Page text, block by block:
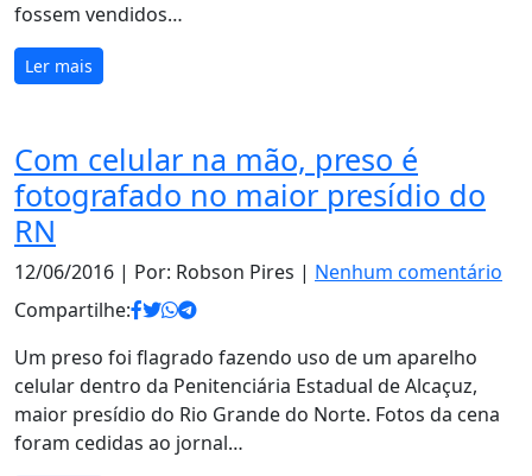
fossem vendidos…
Ler mais
Com celular na mão, preso é
fotografado no maior presídio do
RN
12/06/2016 | Por: Robson Pires | Nenhum comentário
Compartilhe:
Um preso foi flagrado fazendo uso de um aparelho
celular dentro da Penitenciária Estadual de Alcaçuz,
maior presídio do Rio Grande do Norte. Fotos da cena
foram cedidas ao jornal…